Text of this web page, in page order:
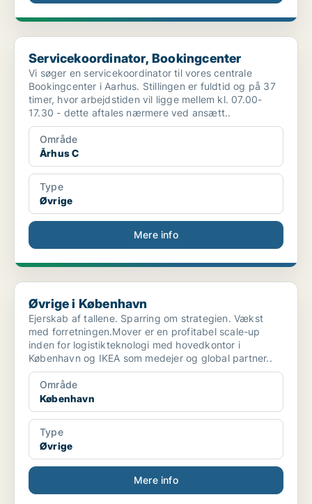
Servicekoordinator, Bookingcenter
Servicekoordinator, Bookingcenter
Vi søger en servicekoordinator til vores centrale
Bookingcenter i Aarhus. Stillingen er fuldtid og på 37
timer, hvor arbejdstiden vil ligge mellem kl. 07.00-
17.30 - dette aftales nærmere ved ansætt..
Område
Århus C
Type
Øvrige
Mere info
Øvrige i København
Øvrige i København
Ejerskab af tallene. Sparring om strategien. Vækst
med forretningen.Mover er en profitabel scale-up
inden for logistikteknologi med hovedkontor i
København og IKEA som medejer og global partner..
Område
København
Type
Øvrige
Mere info